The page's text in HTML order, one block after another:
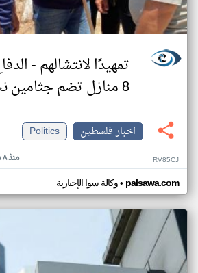
تمهيدًا لانتشالهم -
8 منازل تضم جثامين نحو 170 شهيدًا
اخبار فلسطين
Politics
منذ ٨ ساعات RV85CJ
وكالة سوا الإخبارية• palsawa.com